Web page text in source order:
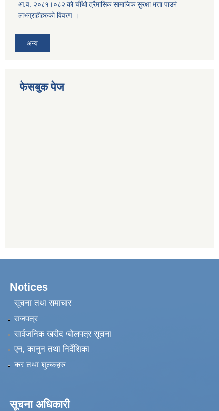
आ.व. २०८१।०८२ को चौँथो त्रैमासिक सामाजिक सुरक्षा भत्ता पाउने
लाभग्राहीहरुको विवरण ।
अन्य
फेसबुक पेज
Notices
सूचना तथा समाचार
राजपत्र
सार्वजनिक खरीद /बोलपत्र सूचना
एन, कानुन तथा निर्देशिका
कर तथा शुल्कहरु
सूचना अधिकारी